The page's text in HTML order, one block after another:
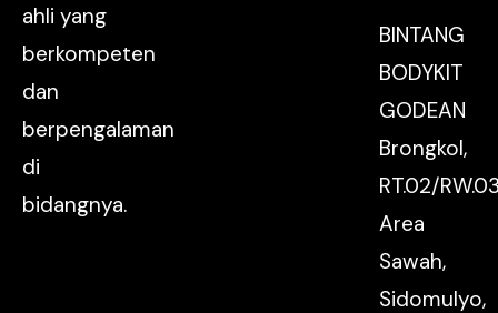
ahli yang
berkompeten
dan
berpengalaman
di
bidangnya.
BINTANG
BODYKIT
GODEAN
Brongkol,
RT.02/
Area
Sawah,
Sidomulyo,